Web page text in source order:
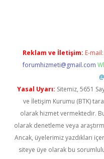
Reklam ve İletişim: E-mail:
forumhizmeti@gmail.com
Yasal Uyarı: Sitemiz, 5651
ve İletişim Kurumu (BTK)
olarak hizmet vermektedir.
olarak denetleme veya
Ancak, üyelerimiz yazdıkları
siteye üye olarak bu